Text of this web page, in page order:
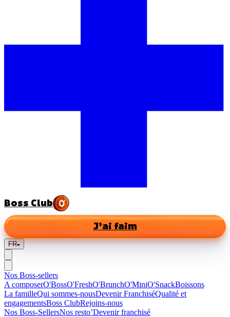
Boss Club
J’ai faim
FR
Nos Boss-sellers
A composerO'BossO'FreshO'BrunchO'MiniO'SnackBoissons
La familleQui sommes-nousDevenir FranchiséQualité et
engagementsBoss ClubRejoins-nous
Nos Boss-SellersNos resto’Devenir franchisé